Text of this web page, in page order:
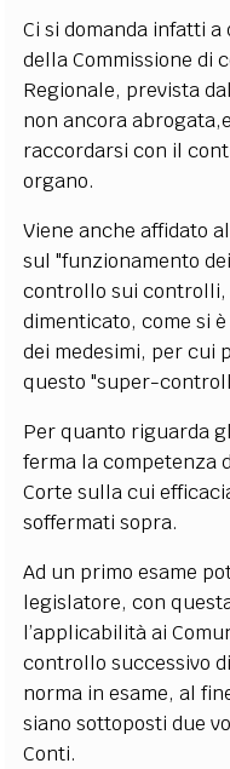
Ci si domanda infatti
della Commissione di
Regionale, prevista
non ancora
raccordarsi con il
organo.
Viene anche affidato
sul "funzionamento
controllo sui controlli,
dimenticato, come si
dei medesimi, per cui
questo "super-
Per quanto riguarda
ferma la competenza
Corte sulla cui
soffermati sopra.
Ad un primo esame
legislatore, con
l’applicabilità ai
controllo successivo
norma in esame, al
siano sottoposti due
Conti.